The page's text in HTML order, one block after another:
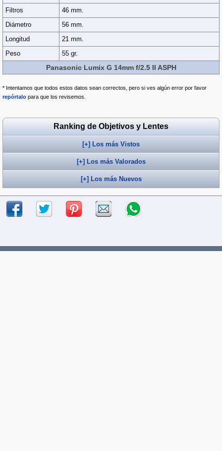
Filtros
46 mm.
Diámetro
56 mm.
Longitud
21 mm.
Peso
55 gr.
Panasonic Lumix G 14mm f/2.5 II ASPH
* Intentamos que todos estos datos sean correctos, pero si ves algún error por favor
repórtalo para que los revisemos.
Ranking de Objetivos y Lentes
[+] Los más Vistos
[+] Los más Valorados
[+] Los más Nuevos